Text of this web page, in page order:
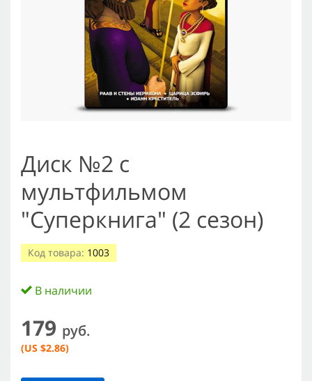
Диск №2 с
мультфильмом
"Суперкнига" (2 сезон)
Код товара: 1003
В наличии
179 руб.
(US $2.86)